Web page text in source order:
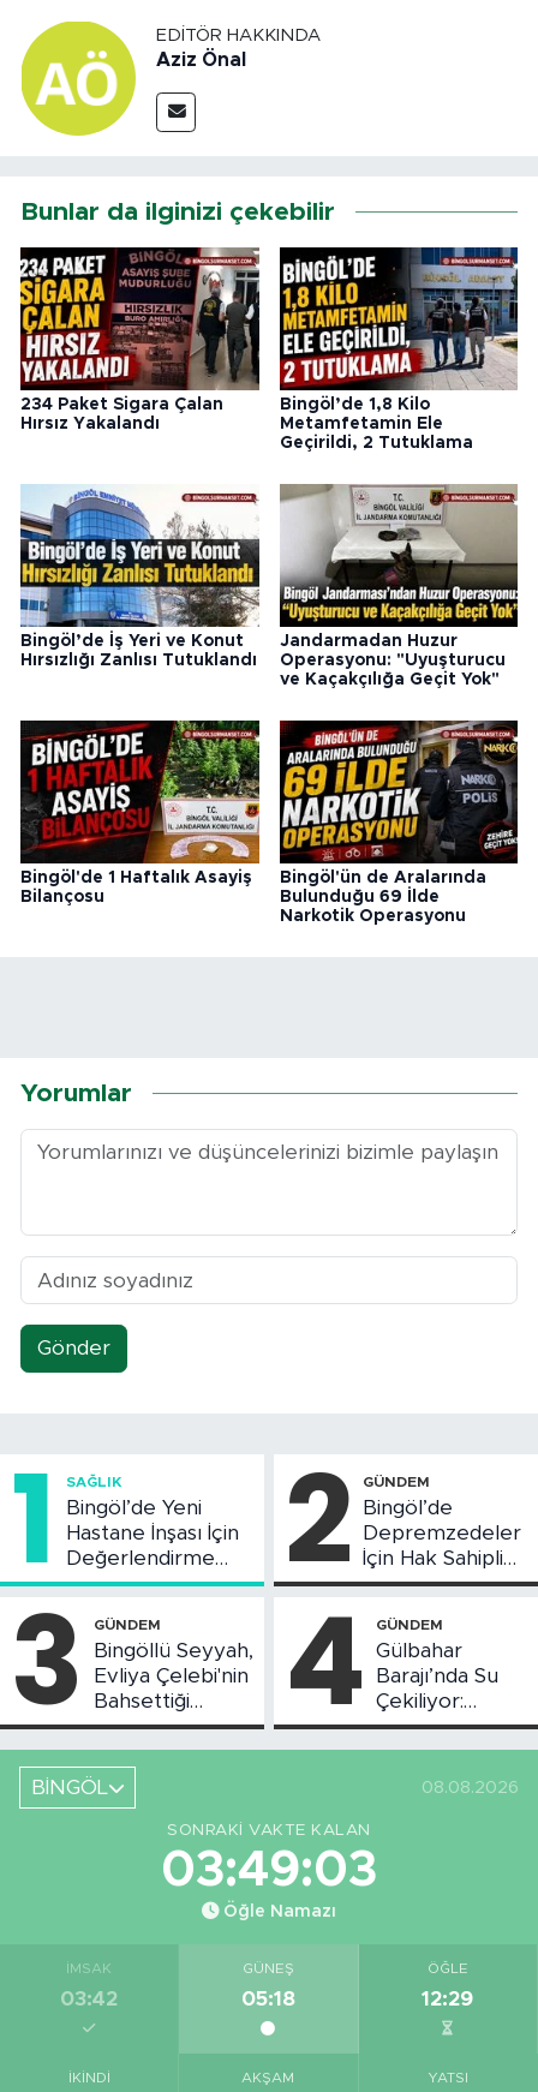
EDITÖR HAKKINDA
Aziz Önal
Bunlar da ilginizi çekebilir
234 Paket Sigara Çalan
Hırsız Yakalandı
Bingöl’de 1,8 Kilo
Metamfetamin Ele
Geçirildi, 2 Tutuklama
Bingöl’de İş Yeri ve Konut
Hırsızlığı Zanlısı Tutuklandı
Jandarmadan Huzur
Operasyonu: "Uyuşturucu
ve Kaçakçılığa Geçit Yok"
Bingöl'de 1 Haftalık Asayiş
Bilançosu
Bingöl'ün de Aralarında
Bulunduğu 69 İlde
Narkotik Operasyonu
Yorumlar
Gönder
1 SAĞLIK
Bingöl’de Yeni
Hastane İnşası İçin
Değerlendirme
Toplantısı Yapıldı
2 GÜNDEM
Bingöl’de
Depremzedeler
İçin Hak Sahipliği
Askı Süreci
3 GÜNDEM
Bingöllü Seyyah,
Evliya Çelebi'nin
Bahsettiği
Bingöl'deki O
Yeri Görüntüledi
4 GÜNDEM
Gülbahar
Barajı’nda Su
Çekiliyor:
Piknikçi Sayısı
Azaldı
BİNGÖL
08.08.2026
SONRAKI VAKTE KALAN
03:49:02
Öğle Namazı
İMSAK
03:42
GÜNEŞ
05:18
ÖĞLE
12:29
İKINDI AKŞAM YATSI